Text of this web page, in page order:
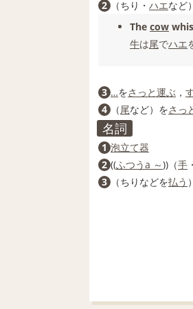
2 （ちり・ ハエなど
The cow
牛は尾でハエ
3 …をさっと運ぶ ，
4
（尾など）をさっ
名詞
1 泡立て器
2 ((ふつうa ～))（手 ・
3
（ちりなどを払う ）